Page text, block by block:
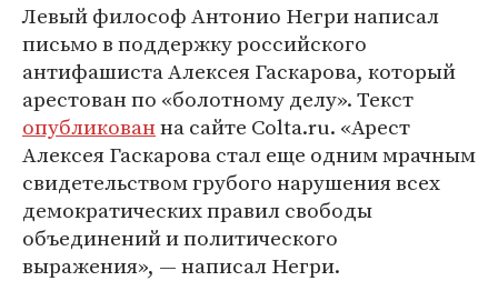
Левый философ Антонио Негри написал
письмо в поддержку российского
антифашиста Алексея Гаскарова, который
арестован по «болотному делу». Текст
опубликованна сайте Colta.ru. «Арест
Алексея Гаскарова стал еще одним мрачным
свидетельством грубого нарушения всех
демократических правил свободы
объединений и политического
выражения», — написал Негри.